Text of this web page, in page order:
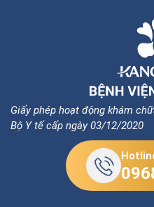
Giấy phép hoạt động khám
Bộ Y tế cấp ngày 03/12/2020